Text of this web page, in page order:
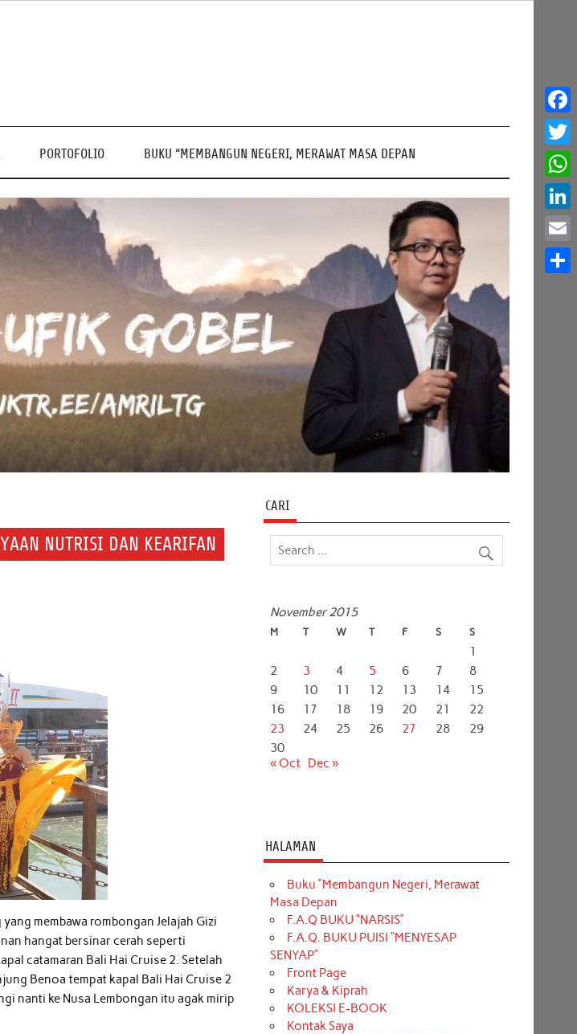
PORTOFOLIO BUKU “MEMBANGUN NEGERI, MERAWAT MASA DEPAN
NUTRISI DAN KEARIFAN
membawa rombongan Jelajah Gizi
hangat bersinar cerah seperti
catamaran Bali Hai Cruise 2. Setelah
Benoa tempat kapal Bali Hai Cruise 2
nanti ke Nusa Lembongan itu agak mirip
CARI
November 2015
M T W T F S S
1
2
3 4 5 6 7
8
9
10 11 12 13 14
15
16
17 18 19 20 21
22
23
24 25 26 27 28
29
30
« Oct Dec »
HALAMAN
Buku “Membangun Negeri, Merawat
Masa Depan
F.A.Q BUKU “NARSIS”
F.A.Q. BUKU PUISI “MENYESAP
SENYAP”
Front Page
Karya & Kiprah
KOLEKSI E-BOOK
Kontak Saya
Email